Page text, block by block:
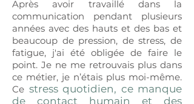
Après avoir travaillé dans la
communication pendant plusieurs
années avec des hauts et des bas et
beaucoup de pression, de stress, de
fatigue, j'ai été obligée de faire le
point. Je ne me retrouvais plus dans
ce métier, je n’étais plus moi-même.
Ce stress quotidien, ce manque
de contact humain et des